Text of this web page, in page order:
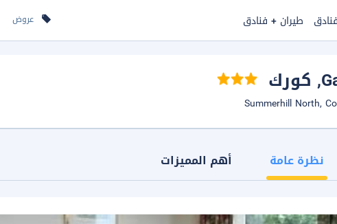
عروض فنادق طيران + فنادق
, كورك
نظرة عامة أهم المميزات